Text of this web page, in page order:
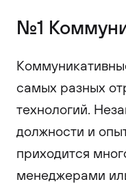
№1
самых разных
технологий.
должности и
приходится
менеджерами